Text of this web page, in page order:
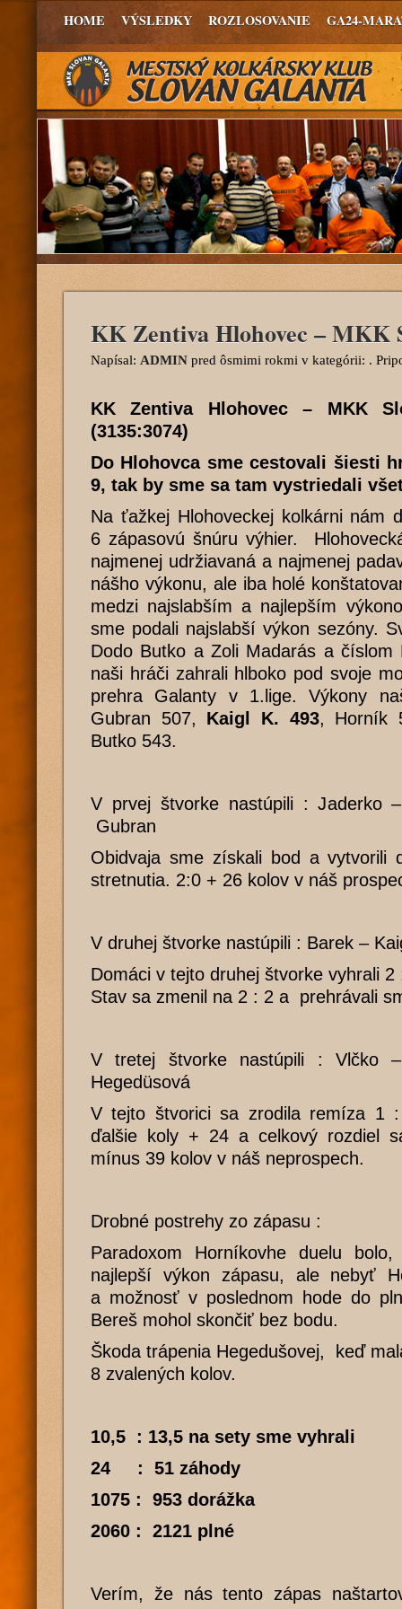
HOME VÝSLEDKY ROZLOSOVANIE GA24-
KK Zentiva Hlohovec – MKK
Napísal: ADMIN pred ôsmimi rokmi v kategórii: .
KK Zentiva Hlohovec – MKK
(3135:3074)
Do Hlohovca sme cestovali šiesti
9, tak by sme sa tam vystriedali
Na ťažkej Hlohoveckej kolkárni nám
6 zápasovú šnúru výhier.
najmenej udržiavaná a najmenej
nášho výkonu, ale iba holé
medzi najslabším a najlepším
sme podali najslabší výkon sezóny.
Dodo Butko a Zoli Madarás a
naši hráči zahrali hlboko pod svoje
prehra Galanty v 1.lige. Výkony
Gubran 507, Kaigl K. 493, Horník
Butko 543.
V prvej štvorke nastúpili : Jaderko
Gubran
Obidvaja sme získali bod a vytvorili
stretnutia. 2:0 + 26 kolov v náš
V druhej štvorke nastúpili : Barek –
Domáci v tejto druhej štvorke vyhrali
Stav sa zmenil na 2 : 2 a prehrávali
V tretej štvorke nastúpili : Vlčko
Hegedüsová
V tejto štvorici sa zrodila remíza 1
ďalšie koly + 24 a celkový rozdiel
mínus 39 kolov v náš neprospech.
Drobné postrehy zo zápasu :
Paradoxom Horníkovhe duelu
najlepší výkon zápasu, ale nebyť
a možnosť v poslednom hode do
Bereš mohol skončiť bez bodu.
Škoda trápenia Hegedušovej, keď
8 zvalených kolov.
10,5 : 13,5 na sety sme vyhrali
24 : 51 záhody
1075 : 953 dorážka
2060 : 2121 plné
Verím, že nás tento zápas